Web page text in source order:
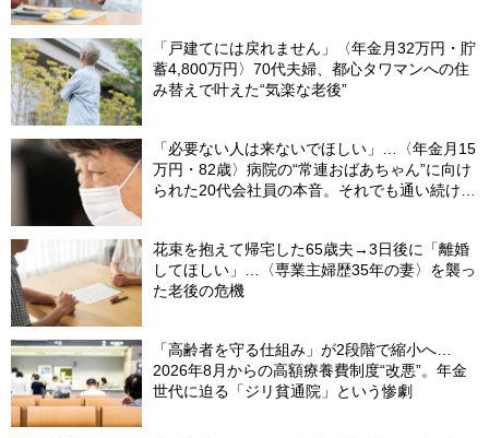
「戸建てには戻れません」〈年金月32万円・貯
蓄4,800万円〉70代夫婦、都心タワマンへの住
み替えで叶えた“気楽な老後”
「必要ない人は来ないでほしい」…〈年金月15
万円・82歳〉病院の“常連おばあちゃん”に向け
られた20代会社員の本音。それでも通い続ける
花束を抱えて帰宅した65歳夫→3日後に「離婚
してほしい」…〈専業主婦歴35年の妻〉を襲っ
た老後の危機
「高齢者を守る仕組み」が2段階で縮小へ…
2026年8月からの高額療養費制度“改悪”。年金
世代に迫る「ジリ貧通院」という惨劇